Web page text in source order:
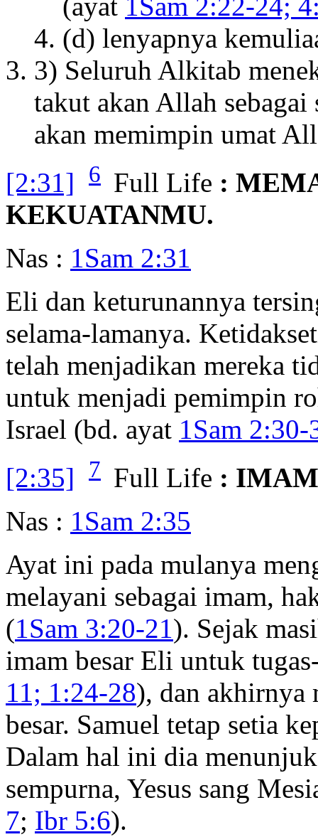
(d) lenyapnya
3) Seluruh Alkitab
takut akan Allah
akan memimpin umat
[2:31]
6 Full Life :
KEKUATANMU.
Nas : 1Sam 2:31
Eli dan keturunannya
selama-lamanya.
telah menjadikan mereka
untuk menjadi pemimpin
Israel (bd. ayat 1Sam
[2:35]
7 Full Life :
Nas : 1Sam 2:35
Ayat ini pada mulanya
melayani sebagai imam,
(1Sam 3:20-21). Sejak
imam besar Eli untuk
11; 1:24-28), dan akhirnya
besar. Samuel tetap setia
Dalam hal ini dia
sempurna, Yesus sang
7; Ibr 5:6).